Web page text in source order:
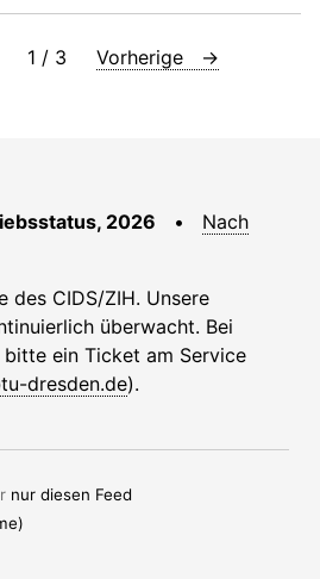
1 / 3 Vorherige →
2026 • Nach
des CIDS/ZIH. Unsere
überwacht. Bei
ein Ticket am Service
dresden.de).
nur diesen Feed